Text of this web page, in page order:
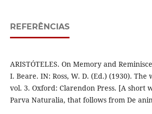
REFERÊNCIAS
ARISTÓTELES. On Memory and
I. Beare. IN: Ross, W. D. (Ed.) (1930).
vol. 3. Oxford: Clarendon Press. [A short
Parva Naturalia, that follows from De